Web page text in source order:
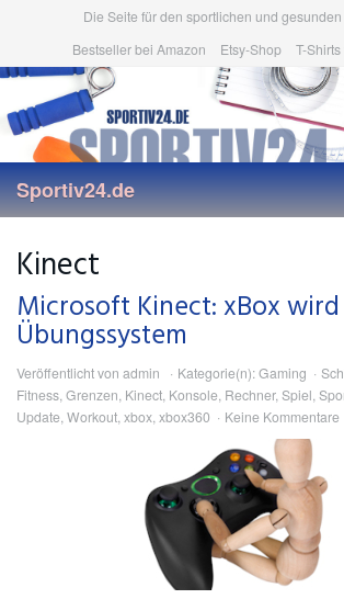
content
Die Seite für den sportlichen und
Bestseller bei Amazon
Etsy-Shop T-
Sportiv24.de
Kinect
Microsoft Kinect: xBox
Übungssystem
Veröffentlicht von admin Kategorie(n):Gaming
Fitness, Grenzen, Kinect, Konsole, Rechner, Spiel,
Update, Workout, xbox, xbox360 Keine Kommentare